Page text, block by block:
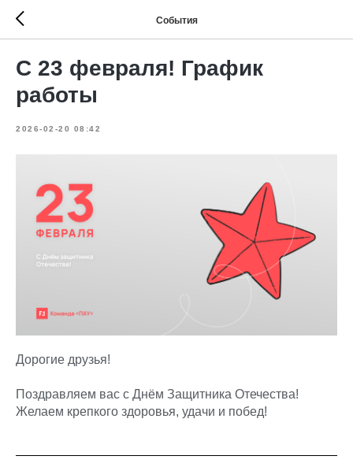
События
С 23 февраля! График
работы
2026-02-20 08:42
Дорогие друзья!
Поздравляем вас с Днём Защитника Отечества!
Желаем крепкого здоровья, удачи и побед!